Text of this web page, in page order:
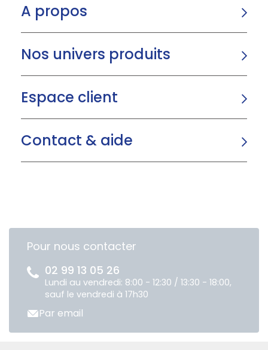
A propos
Nos univers produits
Espace client
Contact & aide
Pour nous contacter
02 99 13 05 26
Lundi au vendredi: 8:00 - 12:30 / 13:30 - 18:00,
sauf le vendredi à 17h30
Par email